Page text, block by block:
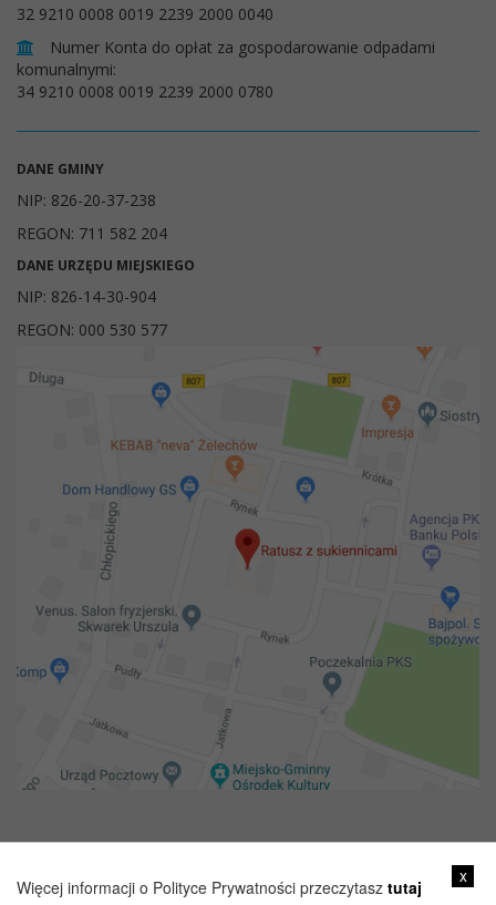
32 9210 0008 0019 2239 2000 0040
Numer Konta do opłat za gospodarowanie odpadami
komunalnymi:
34 9210 0008 0019 2239 2000 0780
DANE GMINY
NIP: 826-20-37-238
REGON: 711 582 204
DANE URZĘDU MIEJSKIEGO
NIP: 826-14-30-904
REGON: 000 530 577
x
Więcej informacji o Polityce Prywatności przeczytasz tutaj